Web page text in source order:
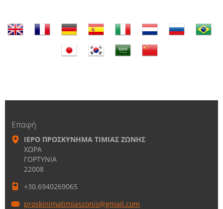
Επαφή
ΙΕΡΟ ΠΡΟΣΚΥΝΗΜΑ ΤΙΜΙΑΣ ΖΩΝΗΣ
ΧΩΡΑ
ΓΟΡΤΥΝΙΑ
22008
+30.6940269065
proskinimatimiaszonis@gmail.com